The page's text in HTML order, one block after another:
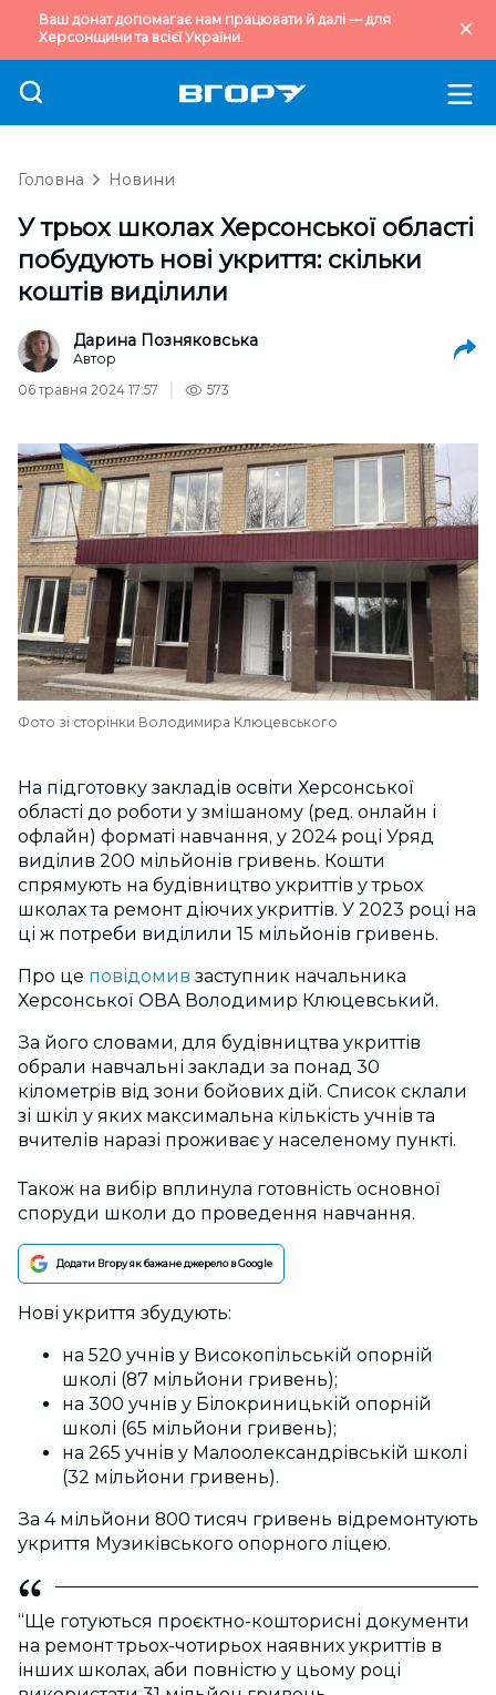
Ваш донат допомагає нам працювати й далі — для
Херсонщини та всієї України.
Головна Новини
У трьох школах Херсонської області
побудують нові укриття: скільки
коштів виділили
Дарина Позняковська
Автор
06 травня 2024 17:57
573
Фото зі сторінки Володимира Клюцевського
На підготовку закладів освіти Херсонської
області до роботи у змішаному (ред. онлайн і
офлайн) форматі навчання, у 2024 році Уряд
виділив 200 мільйонів гривень. Кошти
спрямують на будівництво укриттів у трьох
школах та ремонт діючих укриттів. У 2023 році на
ці ж потреби виділили 15 мільйонів гривень.
Про це повідомив заступник начальника
Херсонської ОВА Володимир Клюцевський.
За його словами, для будівництва укриттів
обрали навчальні заклади за понад 30
кілометрів від зони бойових дій. Список склали
зі шкіл у яких максимальна кількість учнів та
вчителів наразі проживає у населеному пункті.
Також на вибір вплинула готовність основної
споруди школи до проведення навчання.
Додати Вгору як бажане джерело в Google
Нові укриття збудують:
на 520 учнів у Високопільській опорній
школі (87 мільйони гривень);
на 300 учнів у Білокриницькій опорній
школі (65 мільйони гривень);
на 265 учнів у Малоолександрівській школі
(32 мільйони гривень).
За 4 мільйони 800 тисяч гривень відремонтують
укриття Музиківського опорного ліцею.
“Ще готуються проєктно-кошторисні документи
на ремонт трьох-чотирьох наявних укриттів в
інших школах, аби повністю у цьому році